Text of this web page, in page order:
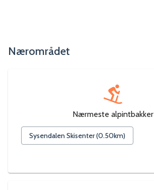
Nærområdet
Nærmeste alpintbakker
Sysendalen Skisenter(0.50km)